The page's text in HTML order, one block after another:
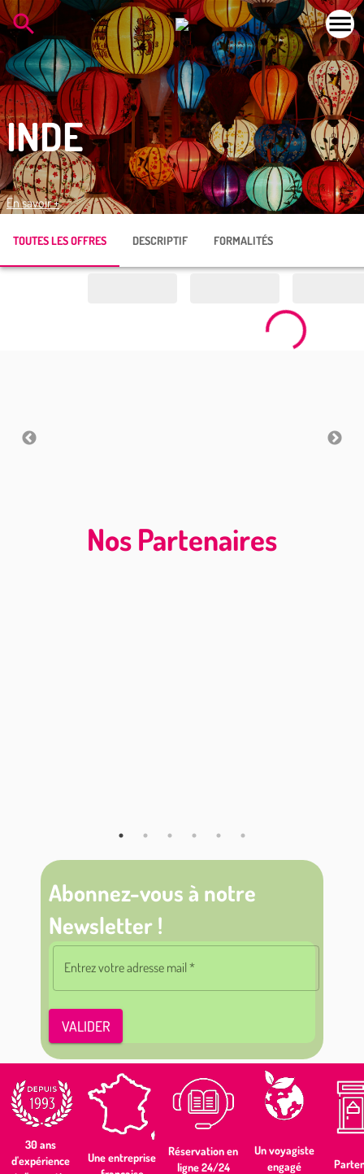
INDE
En savoir +
TOUTES LES OFFRES DESCRIPTIF FORMALITÉS
Nos Partenaires
Abonnez-vous à notre
Newsletter !
Entrez votre adresse mail*
VALIDER
30 ans
d'expérience
Une entreprise
Réservation en
ligne 24/24
Un voyagiste
engagé